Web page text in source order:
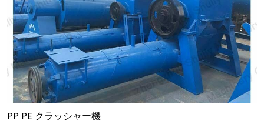
PP PE クラッシャー機